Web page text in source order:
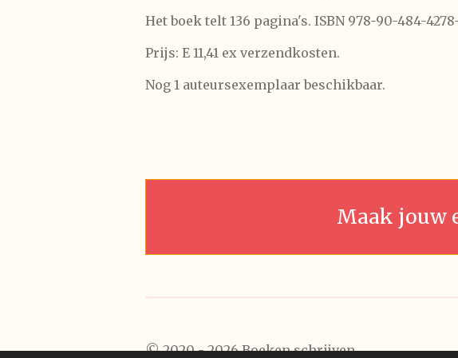
Het boek telt 136 pagina's. ISBN 978-90-484-4278-
Prijs: E 11,41 ex verzendkosten.
Nog 1 auteursexemplaar beschikbaar.
Maak jouw
© 2020 - 2026 Boeken schrijven